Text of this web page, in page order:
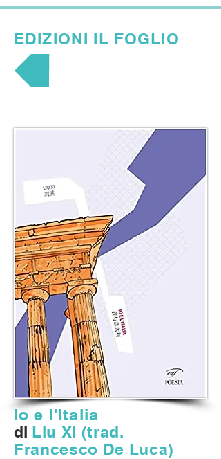
EDIZIONI IL FOGLIO
Io e l'Italia
di Liu Xi (trad.
Francesco De Luca)